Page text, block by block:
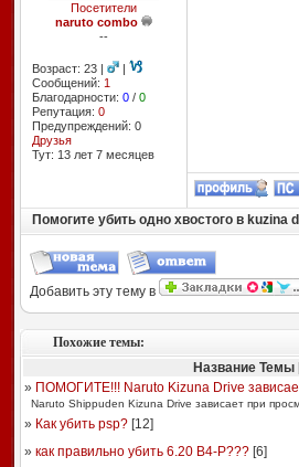
Посетители
naruto combo
--
Возраст: 23 |
|
Сообщений: 1
Благодарности: 0/ 0
Репутация: 0
Предупреждений: 0
Друзья
Тут: 13 лет 7 месяцев
Помогите убить одно хвостого в kuzina
Добавить эту тему в
Похожие темы:
Название Темы
» ПОМОГИТЕ!!! Naruto Kizuna Drive
Naruto Shippuden Kizuna Drive зависает при
» Как убить psp?[12]
» как правильно убить 6.20 В4-Р???[6]